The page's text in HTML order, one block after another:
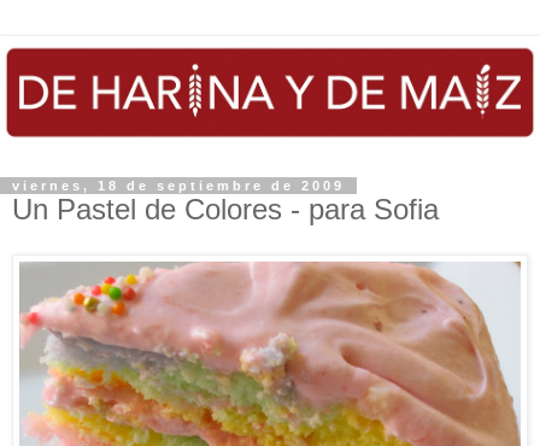
viernes, 18 de septiembre de 2009
Un Pastel de Colores - para Sofia